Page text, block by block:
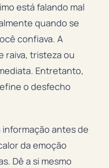
está falando mal
quando se
confiava. A
raiva, tristeza ou
Entretanto,
o desfecho
antes de
da emoção
Dê a si mesmo